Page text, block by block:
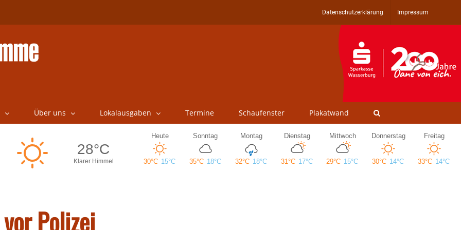
Datenschutzerklärung Impressum
Über uns Lokalausgaben Termine Schaufenster Plakatwand
Polizei